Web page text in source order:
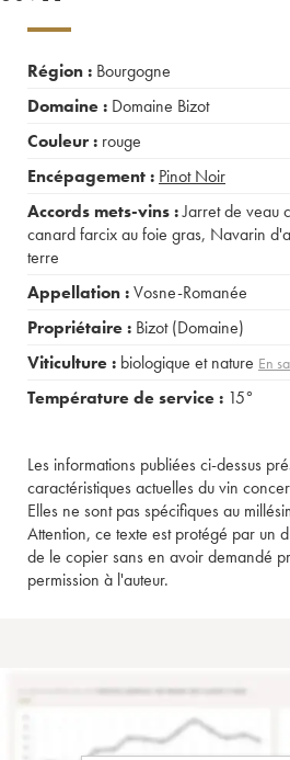
Région : Bourgogne
Domaine : Domaine Bizot
Couleur : rouge
Encépagement : Pinot Noir
Accords mets-vins :Jarret de veau
canard farcix au foie gras, Navarin
terre
Appellation :Vosne-Romanée
Propriétaire : Bizot (Domaine)
Viticulture : biologique et nature En
Température de service : 15°
Les informations publiées ci-dessus
caractéristiques actuelles du vin
Elles ne sont pas spécifiques au
Attention, ce texte est protégé par un
de le copier sans en avoir demandé
permission à l'auteur.